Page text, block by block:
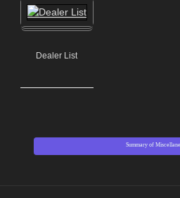
Dealer List
Summary of